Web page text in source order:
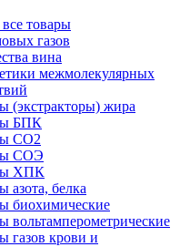
товары
газов
вина
межмолекулярных
(экстракторы) жира
БПК
СО2
СОЭ
ХПК
азота, белка
биохимические
вольтамперометрические
газов крови и